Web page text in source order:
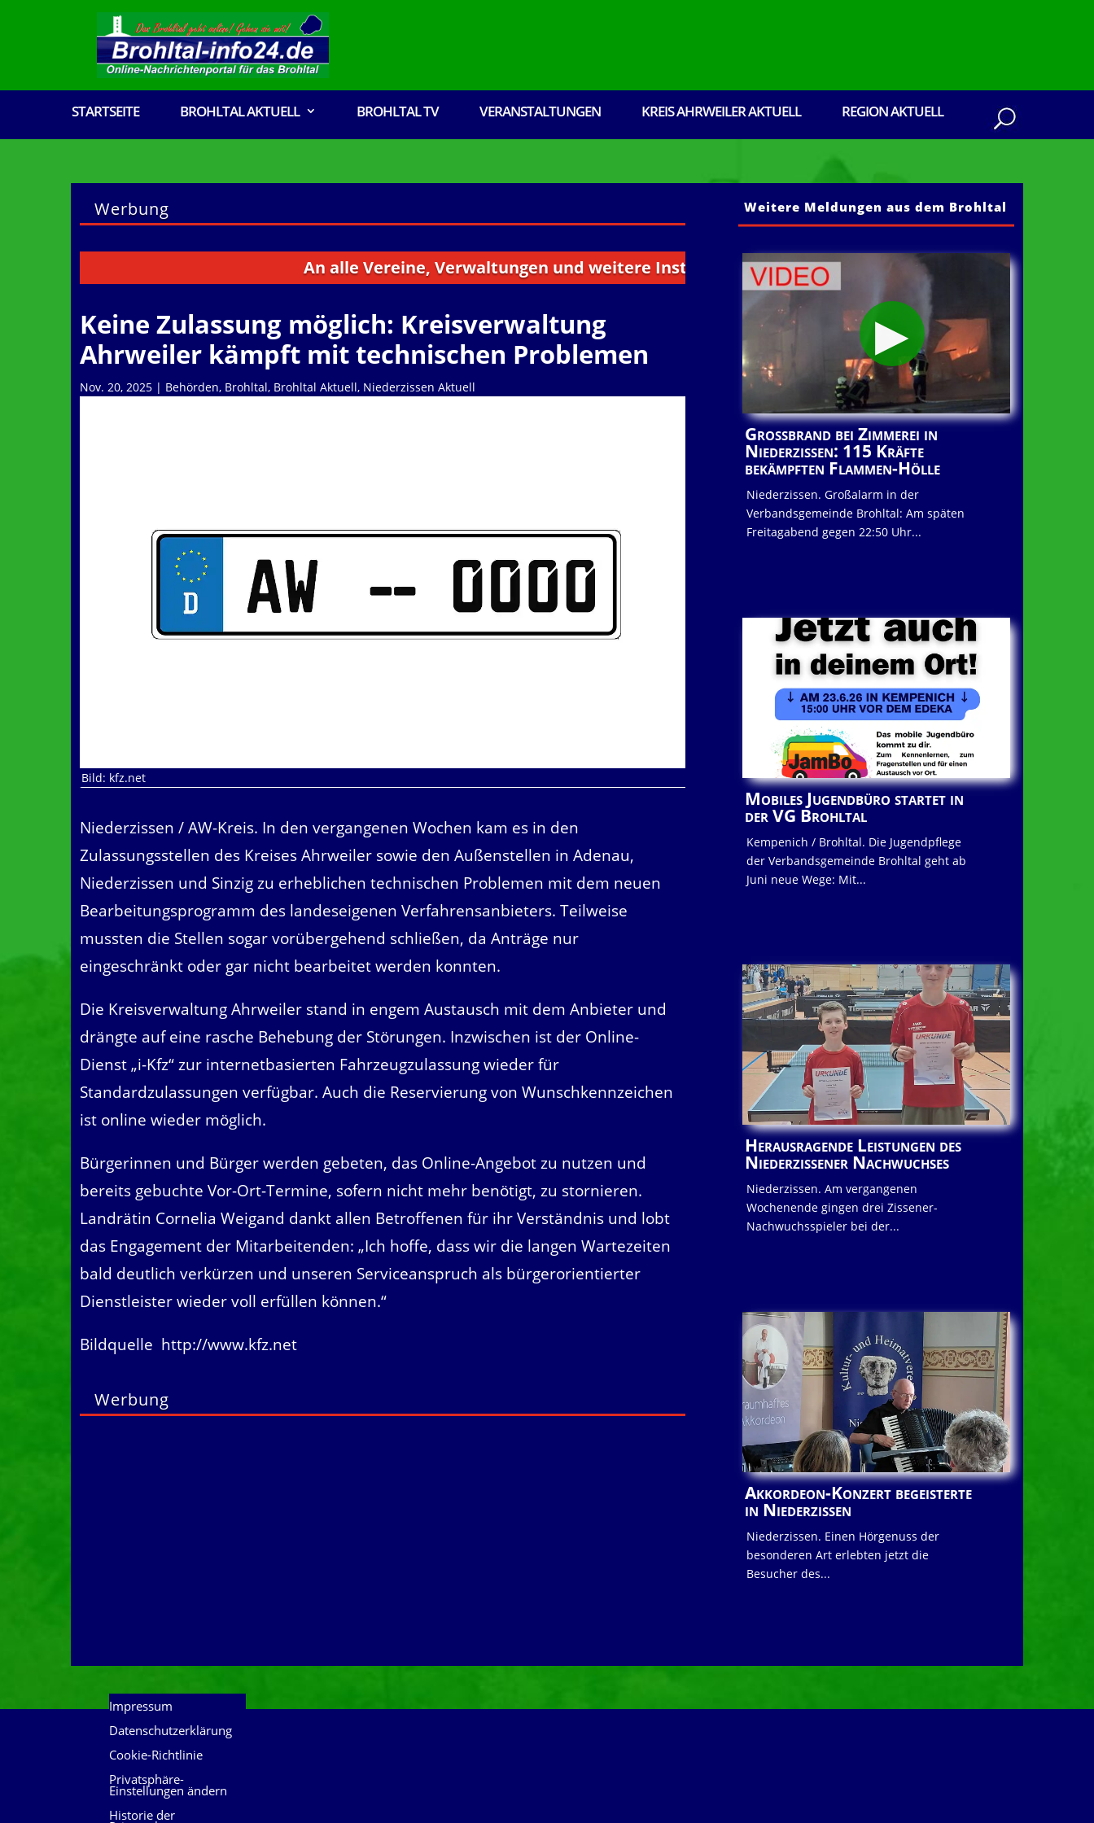
STARTSEITE BROHLTAL AKTUELL BROHLTAL TV VERANSTALTUNGEN KREIS AHRWEILER AKTUELL REGION AKTUELL
Werbung
An alle Vereine, Verwaltungen und weitere Institutionen aus dem Brohltal: Senden Sie ihre
Keine Zulassung möglich: Kreisverwaltung
Ahrweiler kämpft mit technischen Problemen
Nov. 20, 2025 | Behörden, Brohltal, Brohltal Aktuell, Niederzissen Aktuell
Bild: kfz.net
Niederzissen / AW-Kreis. In den vergangenen Wochen kam es in den
Zulassungsstellen des Kreises Ahrweiler sowie den Außenstellen in Adenau,
Niederzissen und Sinzig zu erheblichen technischen Problemen mit dem neuen
Bearbeitungsprogramm des landeseigenen Verfahrensanbieters. Teilweise
mussten die Stellen sogar vorübergehend schließen, da Anträge nur
eingeschränkt oder gar nicht bearbeitet werden konnten.
Die Kreisverwaltung Ahrweiler stand in engem Austausch mit dem Anbieter und
drängte auf eine rasche Behebung der Störungen. Inzwischen ist der Online-
Dienst „i-Kfz“ zur internetbasierten Fahrzeugzulassung wieder für
Standardzulassungen verfügbar. Auch die Reservierung von Wunschkennzeichen
ist online wieder möglich.
Bürgerinnen und Bürger werden gebeten, das Online-Angebot zu nutzen und
bereits gebuchte Vor-Ort-Termine, sofern nicht mehr benötigt, zu stornieren.
Landrätin Cornelia Weigand dankt allen Betroffenen für ihr Verständnis und lobt
das Engagement der Mitarbeitenden: „Ich hoffe, dass wir die langen Wartezeiten
bald deutlich verkürzen und unseren Serviceanspruch als bürgerorientierter
Dienstleister wieder voll erfüllen können.“
Bildquelle http://www.kfz.net
Werbung
Weitere Meldungen aus dem Brohltal
Großbrand bei Zimmerei in
Niederzissen: 115 Kräfte
bekämpften Flammen-Hölle
Niederzissen. Großalarm in der
Verbandsgemeinde Brohltal: Am späten
Freitagabend gegen 22:50 Uhr...
Mobiles Jugendbüro startet in
der VG Brohltal
Kempenich / Brohltal. Die Jugendpflege
der Verbandsgemeinde Brohltal geht ab
Juni neue Wege: Mit...
Herausragende Leistungen des
Niederzissener Nachwuchses
Niederzissen. Am vergangenen
Wochenende gingen drei Zissener-
Nachwuchsspieler bei der...
Akkordeon-Konzert begeisterte
in Niederzissen
Niederzissen. Einen Hörgenuss der
besonderen Art erlebten jetzt die
Besucher des...
Impressum
Datenschutzerklärung
Cookie-Richtlinie
Privatsphäre-
Einstellungen ändern
Historie der